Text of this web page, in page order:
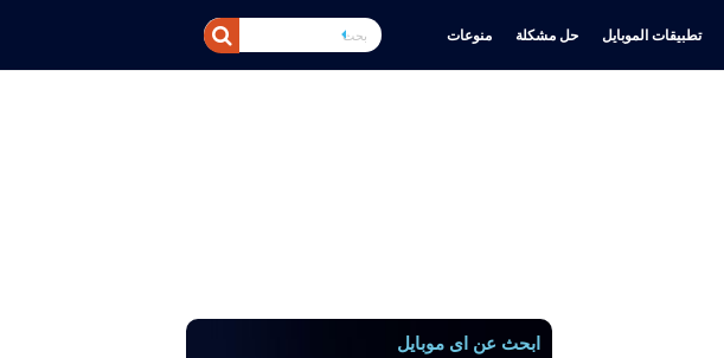
تطبيقات الموبايل حل مشكلة منوعات
ابحث عن اى موبايل